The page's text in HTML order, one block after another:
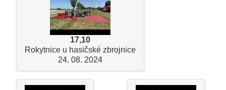
17,10
Rokytnice u hasičské zbrojnice
24. 08. 2024